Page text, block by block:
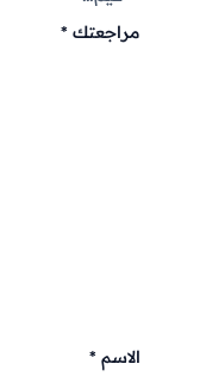
مراجعتك *
الاسم *